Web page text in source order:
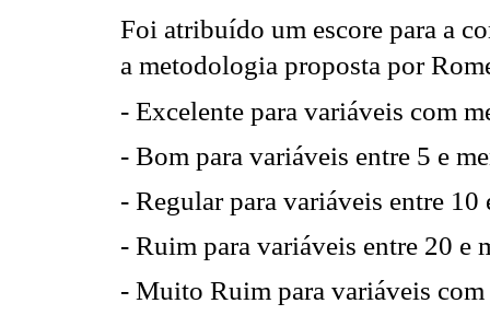
Foi atribuído um escore para a
a metodologia proposta por
- Excelente para variáveis com
- Bom para variáveis entre 5 e
- Regular para variáveis entre 10
- Ruim para variáveis entre 20 e
- Muito Ruim para variáveis